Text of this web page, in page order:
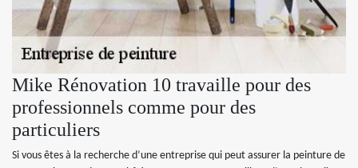
Mike Rénovation 10 travaille pour des
professionnels comme pour des
particuliers
Si vous êtes à la recherche d’une entreprise qui peut assurer la peinture de